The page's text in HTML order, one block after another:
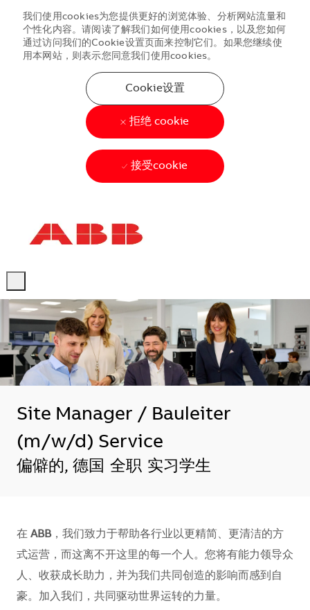
我们使用cookies为您提供更好的浏览体验、分析网站流量和
个性化内容。请阅读了解我们如何使用cookies，以及您如何
通过访问我们的Cookie设置页面来控制它们。如果您继续使
用本网站，则表示您同意我们使用cookies。
Cookie设置
拒绝 cookie
接受cookie
Site Manager / Bauleiter
(m/w/d) Service
地点
偏僻的, 德国 全职 实习学生
在 ABB，我们致力于帮助各行业以更精简、更清洁的方
式运营，而这离不开这里的每一个人。您将有能力领导众
人、收获成长助力，并为我们共同创造的影响而感到自
豪。加入我们，共同驱动世界运转的力量。​​​​